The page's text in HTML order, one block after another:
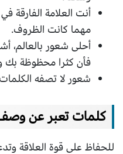
أنت العلامة الفارقة
مهما كانت الظروف.
أحلى شعور بالعالم،
فأن كثرا محظوظة بك
شعور لا تصفه
كلمات تعبر عن
للحفاظ على قوة العلاقة